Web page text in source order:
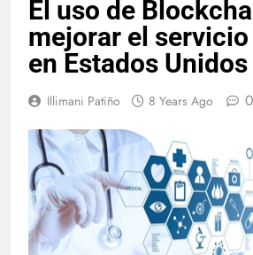
El uso de
mejorar el servicio
en Estados Unidos
Illimani Patiño 8 Years Ago 0